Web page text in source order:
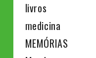
livros
medicina
MEMÓRIAS